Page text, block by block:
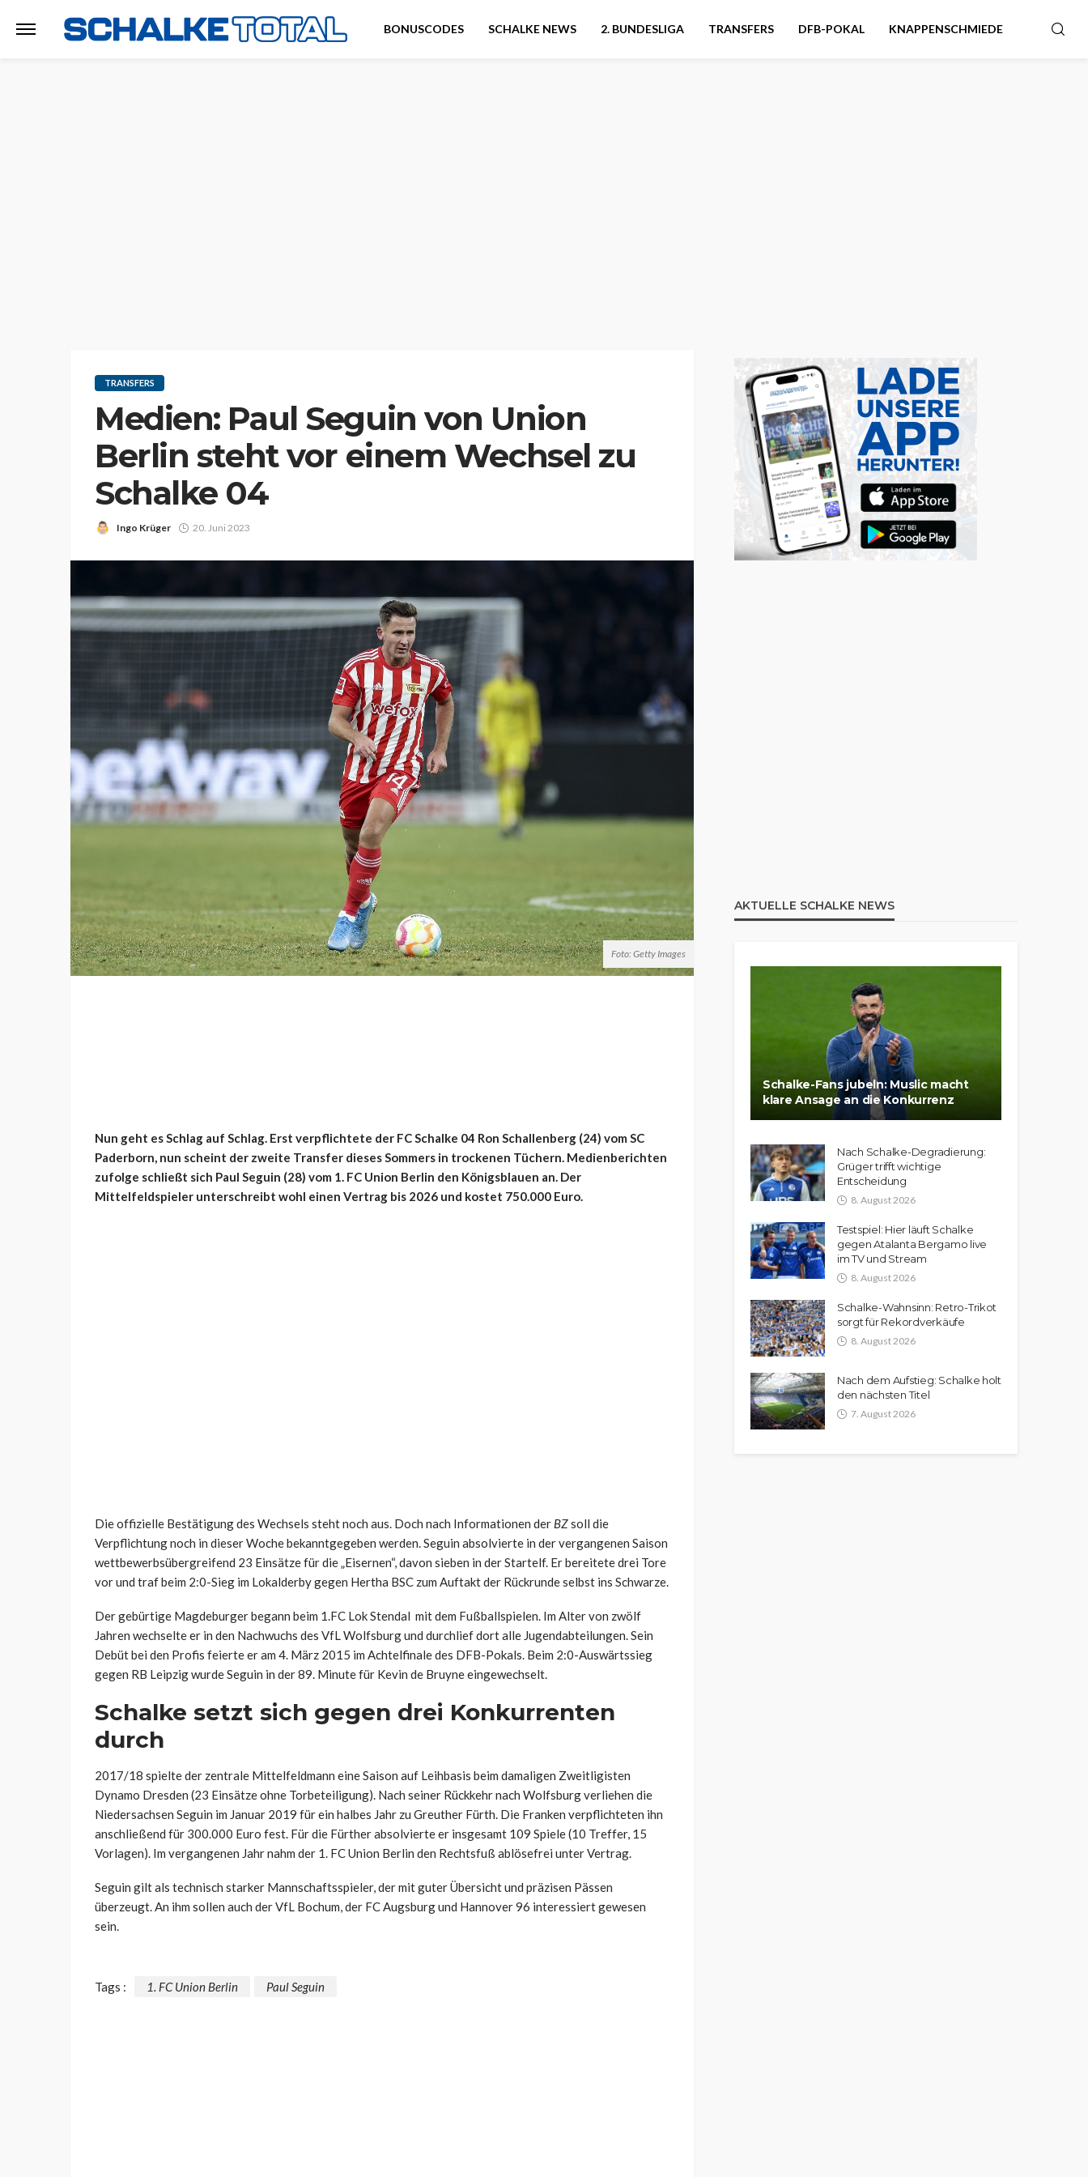
BONUSCODES SCHALKE NEWS 2. BUNDESLIGA TRANSFERS DFB-POKAL KNAPPENSCHMIEDE
TRANSFERS
Medien: Paul Seguin von Union
Berlin steht vor einem Wechsel zu
Schalke 04
Ingo Krüger 20. Juni 2023
Foto: Getty Images
Nun geht es Schlag auf Schlag. Erst verpflichtete der FC Schalke 04 Ron Schallenberg (24) vom SC
Paderborn, nun scheint der zweite Transfer dieses Sommers in trockenen Tüchern. Medienberichten
zufolge schließt sich Paul Seguin (28) vom 1. FC Union Berlin den Königsblauen an. Der
Mittelfeldspieler unterschreibt wohl einen Vertrag bis 2026 und kostet 750.000 Euro.
Die offizielle Bestätigung des Wechsels steht noch aus. Doch nach Informationen der BZsoll die
Verpflichtung noch in dieser Woche bekanntgegeben werden. Seguin absolvierte in der vergangenen Saison
wettbewerbsübergreifend 23 Einsätze für die „Eisernen“, davon sieben in der Startelf. Er bereitete drei Tore
vor und traf beim 2:0-Sieg im Lokalderby gegen Hertha BSC zum Auftakt der Rückrunde selbst ins Schwarze.
Der gebürtige Magdeburger begann beim 1.FC Lok Stendal mit dem Fußballspielen. Im Alter von zwölf
Jahren wechselte er in den Nachwuchs des VfL Wolfsburg und durchlief dort alle Jugendabteilungen. Sein
Debüt bei den Profis feierte er am 4. März 2015 im Achtelfinale des DFB-Pokals. Beim 2:0-Auswärtssieg
gegen RB Leipzig wurde Seguin in der 89. Minute für Kevin de Bruyne eingewechselt.
Schalke setzt sich gegen drei Konkurrenten
durch
2017/18 spielte der zentrale Mittelfeldmann eine Saison auf Leihbasis beim damaligen Zweitligisten
Dynamo Dresden (23 Einsätze ohne Torbeteiligung). Nach seiner Rückkehr nach Wolfsburg verliehen die
Niedersachsen Seguin im Januar 2019 für ein halbes Jahr zu Greuther Fürth. Die Franken verpflichteten ihn
anschließend für 300.000 Euro fest. Für die Fürther absolvierte er insgesamt 109 Spiele (10 Treffer, 15
Vorlagen). Im vergangenen Jahr nahm der 1. FC Union Berlin den Rechtsfuß ablösefrei unter Vertrag.
Seguin gilt als technisch starker Mannschaftsspieler, der mit guter Übersicht und präzisen Pässen
überzeugt. An ihm sollen auch der VfL Bochum, der FC Augsburg und Hannover 96 interessiert gewesen
sein.
Tags : 1. FC Union Berlin Paul Seguin
AKTUELLE SCHALKE NEWS
Schalke-Fans jubeln: Muslic macht
klare Ansage an die Konkurrenz
Nach Schalke-Degradierung:
Grüger trifft wichtige
Entscheidung
8. August 2026
Testspiel: Hier läuft Schalke
gegen Atalanta Bergamo live
im TV und Stream
8. August 2026
Schalke-Wahnsinn: Retro-Trikot
sorgt für Rekordverkäufe
8. August 2026
Nach dem Aufstieg: Schalke holt
den nächsten Titel
7. August 2026